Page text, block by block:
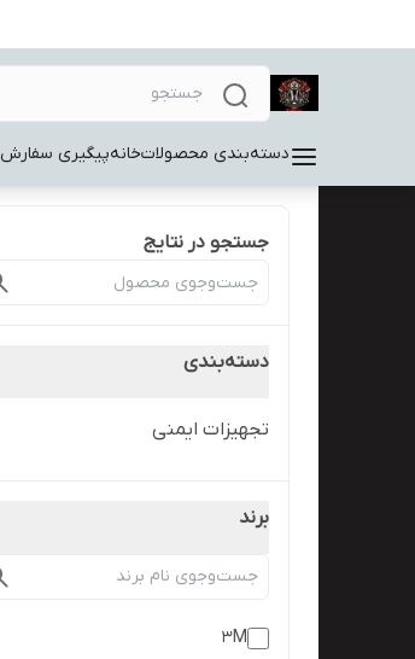
دسته‌بندی محصولاتخانهپیگیری سفارش
جستجو در نتایج
دسته‌بندی
تجهیزات ایمنی
برند
3M